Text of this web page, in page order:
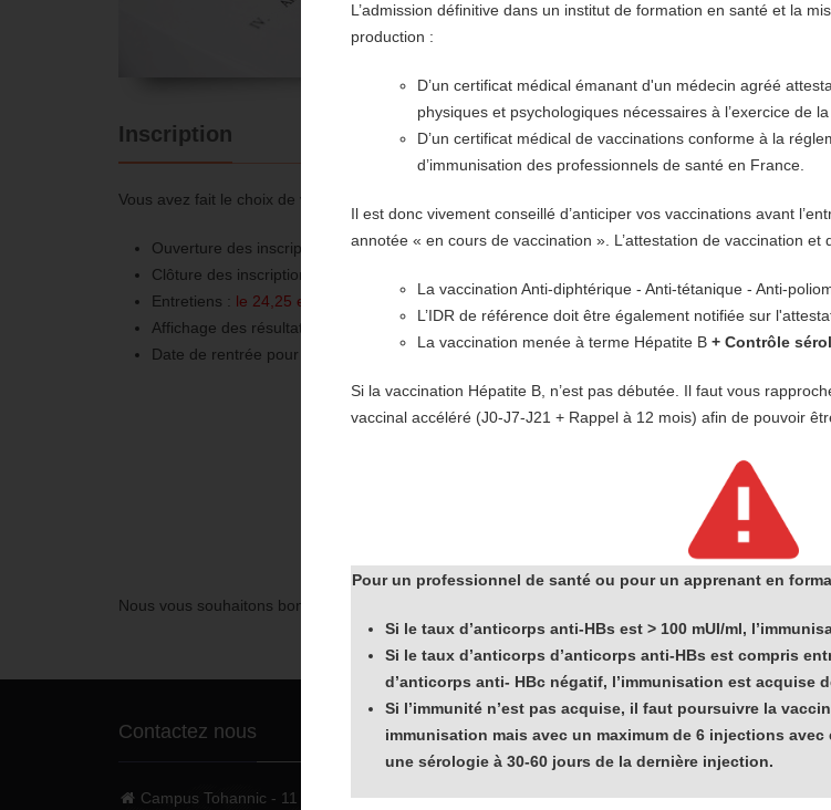
L’admission définitive dans un institut de formation en santé et la
production :
D’un certificat médical émanant d'un médecin agréé
physiques et psychologiques nécessaires à l’exercice de
D’un certificat médical de vaccinations conforme à la
d’immunisation des professionnels de santé en France.
Il est donc vivement conseillé d’anticiper vos vaccinations avant
annotée « en cours de vaccination ». L’attestation de vaccination et
La vaccination Anti-diphtérique - Anti-tétanique - Anti-
L’IDR de référence doit être également notifiée sur
La vaccination menée à terme Hépatite B + Contrôle
Si la vaccination Hépatite B, n’est pas débutée. Il faut vous
vaccinal accéléré (J0-J7-J21 + Rappel à 12 mois) afin de pouvoir
Pour un professionnel de santé ou pour un apprenant en
Si le taux d’anticorps anti-HBs est > 100 mUI/ml,
Si le taux d’anticorps d’anticorps anti-HBs est compris
d’anticorps anti- HBc négatif, l’immunisation est acquise
Si l’immunité n’est pas acquise, il faut poursuivre la
immunisation mais avec un maximum de 6 injections
une sérologie à 30-60 jours de la dernière injection.
Inscription
Vous avez fait le choix de vous inscrire aux épreuves du concours de l´IFAS de Vannes et nous
Ouverture des inscriptions :
16 février 2026
Clôture des inscriptions :
Entretiens : le 24,25 et 26 juin 2026
Affichage des résultats :
Date de rentrée pour les candidats :
La démarche est simple et
Avant tout lisez attentivement les conditions générales
Notice
Réalisez votre inscription en ligne en cliquant
Lien d'inscription
Nous vous souhaitons bonne chance pour les épreuves du concours. Dans l´attente de vous
Contactez nous
Campus Tohannic - 11 rue André Lwoff - 56000
Suivez nous...